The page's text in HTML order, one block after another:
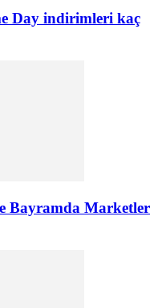
Day indirimleri kaç
Bayramda Marketler